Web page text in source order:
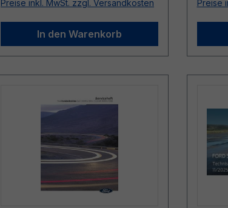
Preise inkl. MwSt. zzgl. Versandkosten
In den Warenkorb
Preise